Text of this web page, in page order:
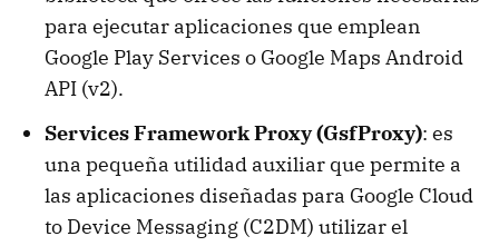
para ejecutar aplicaciones que emplean
Google Play Services o Google Maps Android
API (v2).
Services Framework Proxy (GsfProxy): es
una pequeña utilidad auxiliar que permite a
las aplicaciones diseñadas para Google Cloud
to Device Messaging (C2DM) utilizar el